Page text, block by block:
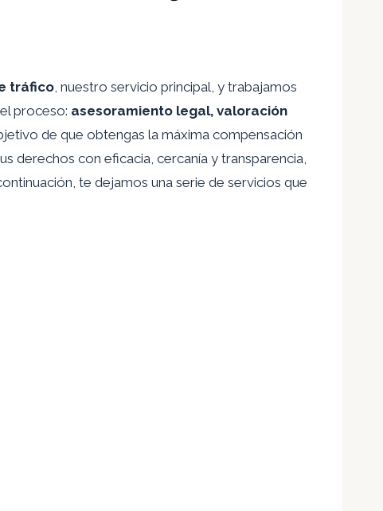
tráfico, nuestro servicio principal, y trabajamos
proceso: asesoramiento legal, valoración
de que obtengas la máxima compensación
derechos con eficacia, cercanía y transparencia,
te dejamos una serie de servicios que